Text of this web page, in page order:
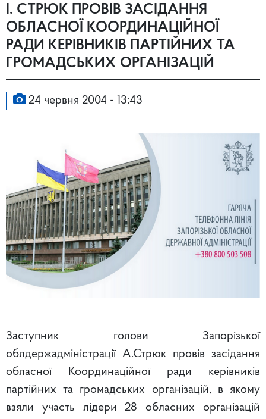
І. СТРЮК ПРОВІВ ЗАСІДАННЯ
ОБЛАСНОЇ КООРДИНАЦІЙНОЇ
РАДИ КЕРІВНИКІВ ПАРТІЙНИХ ТА
ГРОМАДСЬКИХ ОРГАНІЗАЦІЙ
24 червня 2004 - 13:43
Заступник голови Запорізької
облдержадміністрації А.Стрюк провів засідання
обласної Координаційної ради керівників
партійних та громадських організацій, в якому
взяли участь лідери 28 обласних організацій